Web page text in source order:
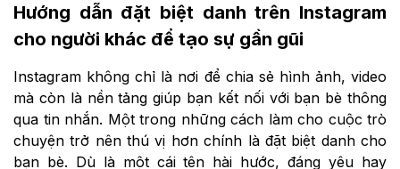
Hướng dẫn đặt biệt danh trên Instagram
cho người khác để tạo sự gần gũi
Instagram không chỉ là nơi để chia sẻ hình ảnh, video
mà còn là nền tảng giúp bạn kết nối với bạn bè thông
qua tin nhắn. Một trong những cách làm cho cuộc trò
chuyện trở nên thú vị hơn chính là đặt biệt danh cho
bạn bè. Dù là một cái tên hài hước, đáng yêu hay